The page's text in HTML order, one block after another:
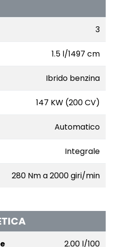
3
1.5 l/1497 cm
Ibrido benzina
147 KW (200 CV)
Automatico
Integrale
280 Nm a 2000 giri/min
2.00 l/100